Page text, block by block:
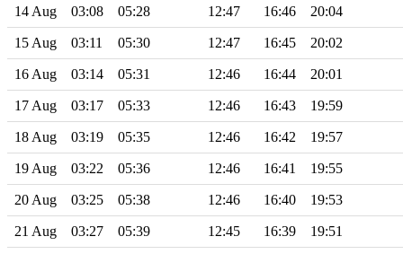
14 Aug 03:08 05:28 12:47 16:46 20:04
15 Aug 03:11 05:30 12:47 16:45 20:02
16 Aug 03:14 05:31 12:46 16:44 20:01
17 Aug 03:17 05:33 12:46 16:43 19:59
18 Aug 03:19 05:35 12:46 16:42 19:57
19 Aug 03:22 05:36 12:46 16:41 19:55
20 Aug 03:25 05:38 12:46 16:40 19:53
21 Aug 03:27 05:39 12:45 16:39 19:51